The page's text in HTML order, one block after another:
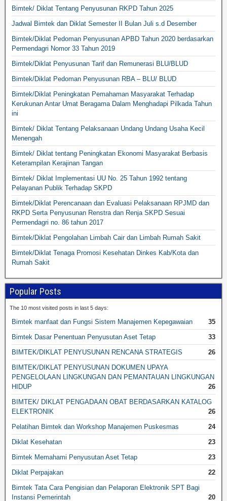
Bimtek/ Diklat Tentang Penyusunan RKPD Tahun 2025
Jadwal Bimtek dan Diklat Semester II Bulan Juli s.d Desember
Bimtek/Diklat Pedoman Penyusunan APBD Tahun 2020 berdasarkan
Permendagri Nomor 33 Tahun 2019
Bimtek/Diklat Penyusunan Tarif dan Remunerasi BLU/BLUD
Bimtek/Diklat Pedoman Penyusunan RBA – BLU/ BLUD
Bimtek/Diklat Peningkatan Pemahaman Masyarakat Terhadap
Kerukunan Antar Umat Beragama Dalam Menghadapi Pilkada Tahun
ini
Bimtek/ Diklat Tentang Pelaksanaan Undang Undang Usaha Kecil
Menengah
Bimtek/ Diklat tentang Peningkatan Ekonomi Masyarakat Berbasis
Keterampilan Kerajinan Tangan
Bimtek/ Diklat Implementasi UU No. 25 Tahun 1992 tentang
Pelayanan Publik Terhadap SKPD
Bimtek/Diklat Perencanaan dan Evaluasi Pelaksanaan RPJMD dan
RKPD Serta Penyusunan Renstra dan Renja SKPD Sesuai
Permendagri no. 86 tahun 2017
Bimtek/Diklat Pengolahan Limbah Cair dan Limbah Rumah Sakit
Bimtek/Diklat Tenaga Promosi Kesehatan Dinkes Kab/Kota dan
Rumah Sakit
Popular Posts
The 10 most visited posts in last 5 days:
Bimtek manfaat dan Fungsi Sistem Manajemen Kepegawaian
35
Bimtek Dasar Penentuan Penyusutan Aset Tetap
33
BIMTEK/DIKLAT PENYUSUNAN RENCANA STRATEGIS
26
BIMTEK/DIKLAT PENYUSUNAN DOKUMEN UPAYA
PENGELOLAAN LINGKUNGAN DAN PEMANTAUAN LINGKUNGAN
HIDUP
26
BIMTEK/ DIKLAT PENGADAAN OBAT BERDASARKAN KATALOG
ELEKTRONIK
26
Pelatihan Bimtek dan Workshop Manajemen Puskesmas
24
Diklat Kesehatan
23
Bimtek Memahami Penyusutan Aset Tetap
23
Diklat Perpajakan
22
Bimtek Tata Cara Pengisian dan Pelaporan Elektronik SPT Bagi
Instansi Pemerintah
20